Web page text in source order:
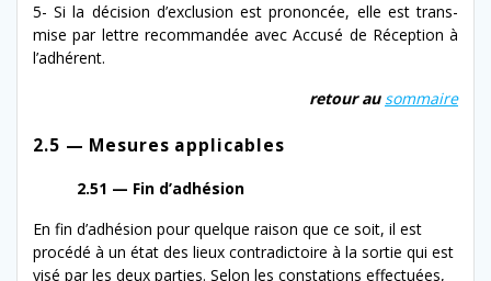
5- Si la déci­sion d’ex­clu­sion est pronon­cée, elle est trans­
mise par let­tre recom­mandée avec Accusé de Réception à
l’adhérent.
retour au som­maire
2.5 — Mesures applicables
2.51 — Fin d’adhésion
En fin d’ad­hé­sion pour quelque rai­son que ce soit, il est
procédé à un état des lieux con­tra­dic­toire à la sor­tie qui est
visé par les deux par­ties. Selon les con­sta­tions effec­tuées,